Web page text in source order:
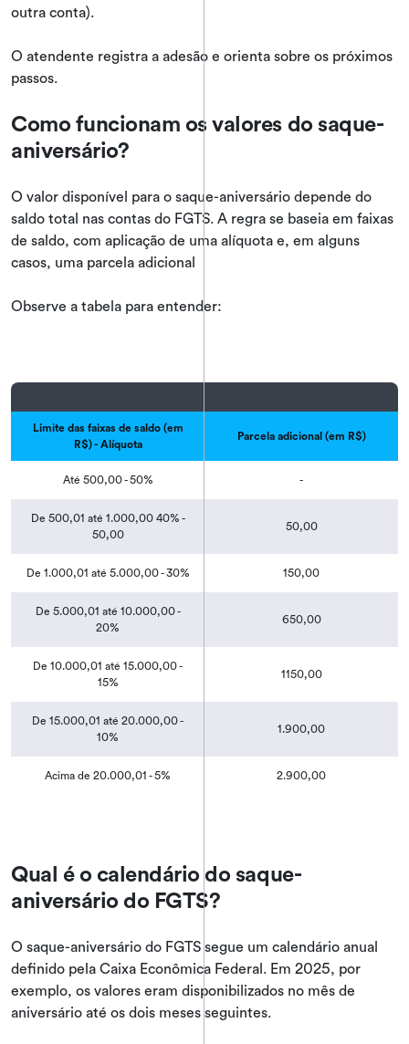
outra conta).
O atendente registra a adesão e orienta sobre os próximos
passos.
Como funcionam os valores do saque-
aniversário?
O valor disponível para o saque-aniversário depende do
saldo total nas contas do FGTS. A regra se baseia em faixas
de saldo, com aplicação de uma alíquota e, em alguns
casos, uma parcela adicional
Observe a tabela para entender:
Limite das faixas de saldo (em
R$) - Alíquota
Parcela adicional (em R$)
Até 500,00 - 50% -
De 500,01 até 1.000,00 40% -
50,00
50,00
De 1.000,01 até 5.000,00 - 30% 150,00
De 5.000,01 até 10.000,00 -
20%
650,00
De 10.000,01 até 15.000,00 -
15%
1150,00
De 15.000,01 até 20.000,00 -
10%
1.900,00
Acima de 20.000,01 - 5% 2.900,00
Qual é o calendário do saque-
aniversário do FGTS?
O saque-aniversário do FGTS segue um calendário anual
definido pela Caixa Econômica Federal. Em 2025, por
exemplo, os valores eram disponibilizados no mês de
aniversário até os dois meses seguintes.